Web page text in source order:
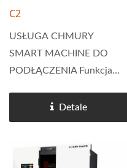
Masowej Produkcji
C2
USŁUGA CHMURY
SMART MACHINE DO
PODŁĄCZENIA Funkcja
taśmowej C2 Cosen's
system sterowania NC.
automatyczne pierwsze
Detale